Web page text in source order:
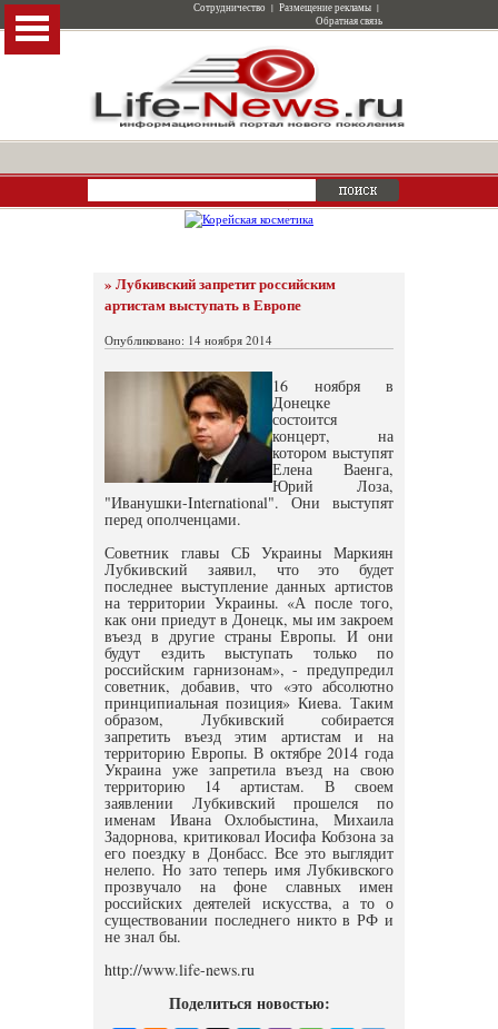
Сотрудничество | Размещение рекламы |
Обратная связь
» Лубкивский запретит российским
артистам выступать в Европе
Опубликовано: 14 ноября 2014
16 ноября в
Донецке
состоится
концерт, на
котором выступят
Елена Ваенга,
Юрий Лоза,
"Иванушки-International". Они выступят
перед ополченцами.
Советник главы СБ Украины Маркиян
Лубкивский заявил, что это будет
последнее выступление данных артистов
на территории Украины. «А после того,
как они приедут в Донецк, мы им закроем
въезд в другие страны Европы. И они
будут ездить выступать только по
российским гарнизонам», - предупредил
советник, добавив, что «это абсолютно
принципиальная позиция» Киева. Таким
образом, Лубкивский собирается
запретить въезд этим артистам и на
территорию Европы. В октябре 2014 года
Украина уже запретила въезд на свою
территорию 14 артистам. В своем
заявлении Лубкивский прошелся по
именам Ивана Охлобыстина, Михаила
Задорнова, критиковал Иосифа Кобзона за
его поездку в Донбасс. Все это выглядит
нелепо. Но зато теперь имя Лубкивского
прозвучало на фоне славных имен
российских деятелей искусства, а то о
существовании последнего никто в РФ и
не знал бы.
http://www.life-news.ru
Поделиться новостью: